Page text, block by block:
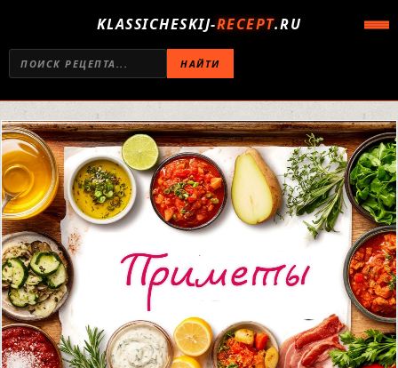
KLASSICHESKIJ-RECEPT.RU
НАЙТИ